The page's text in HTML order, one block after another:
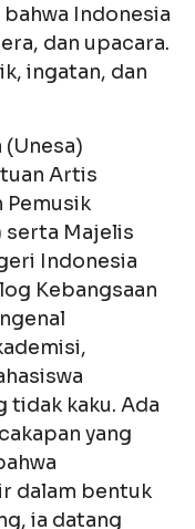
Indonesia
dan upacara.
ingatan, dan
Artis
Pemusik
serta Majelis
Indonesia
Kebangsaan
tidak kaku. Ada
yang
dalam bentuk
ia datang